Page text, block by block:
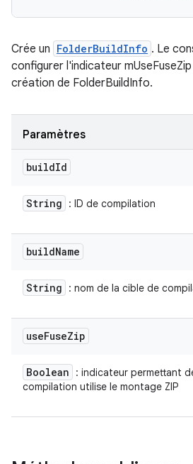
Crée un FolderBuildInfo . Le
configurer l'indicateur
création de FolderBuildInfo.
Paramètres
buildId
String : ID de compilation
buildName
String : nom de la cible de
useFuseZip
Boolean
: indicateur permettant
compilation utilise le montage ZIP